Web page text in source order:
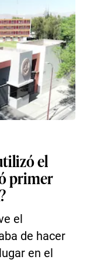
el
primer
el
de hacer
en el